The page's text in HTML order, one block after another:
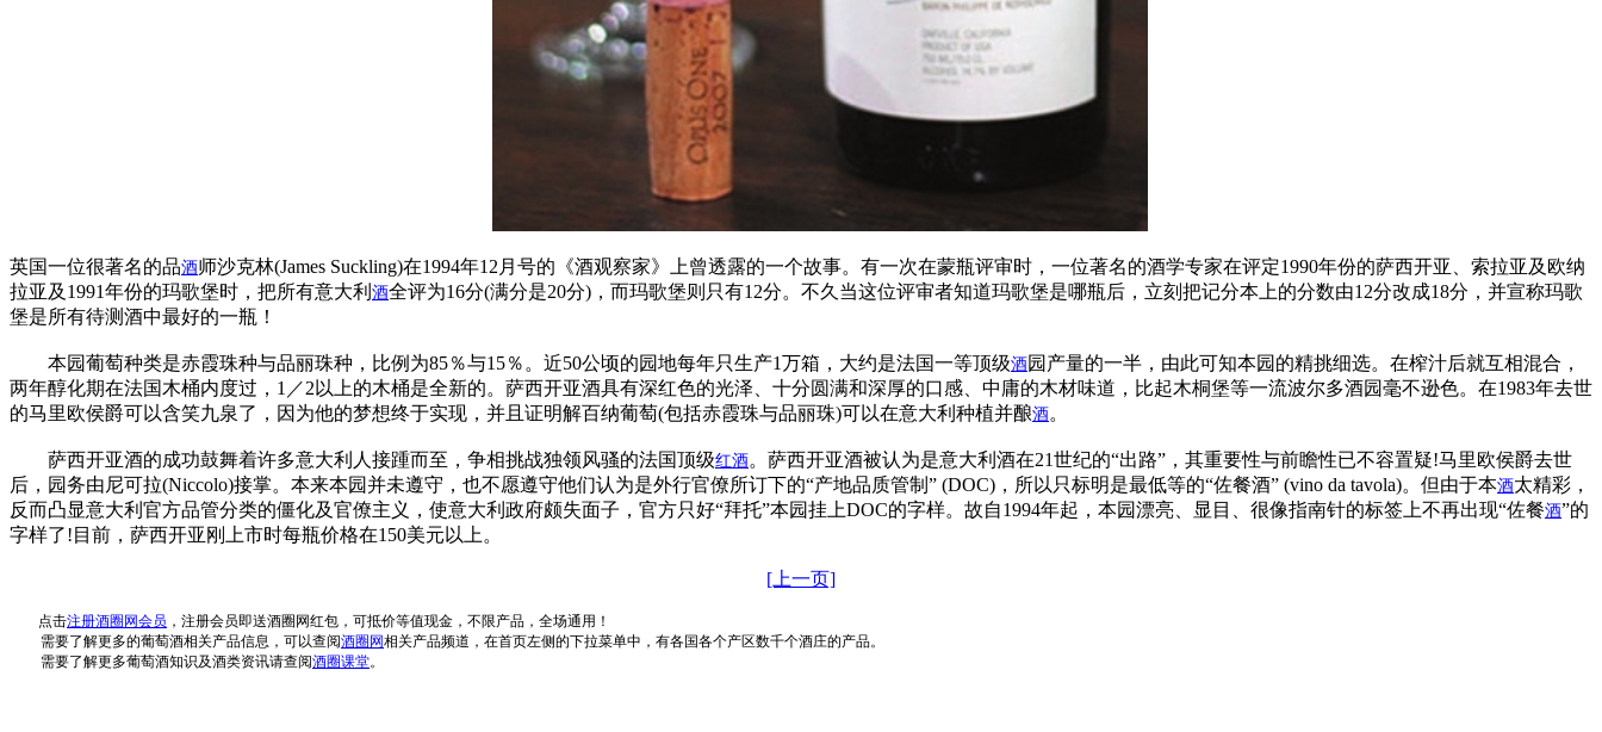
英国一位很著名的品酒师沙克林(James Suckling)在1994年12月号的《酒观察家》上曾透露的一个故事。有一次在蒙瓶评审时，一位著名的酒学专家在评定1990年份的萨西开亚、索拉亚及欧纳
拉亚及1991年份的玛歌堡时，把所有意大利 酒全评为16分(满分是20分)，而玛歌堡则只有12分。不久当这位评审者知道玛歌堡是哪瓶后，立刻把记分本上的分数由12分改成18分，并宣称玛歌
堡是所有待测酒中最好的一瓶！
本园葡萄种类是赤霞珠种与品丽珠种，比例为85％与15％。近50公顷的园地每年只生产1万箱，大约是法国一等顶级酒 园产量的一半，由此可知本园的精挑细选。在榨汁后就互相混合，
两年醇化期在法国木桶内度过，1／2以上的木桶是全新的。萨西开亚酒具有深红色的光泽、十分圆满和深厚的口感、中庸的木材味道，比起木桐堡等一流波尔多酒园毫不逊色。在1983年去世
的马里欧侯爵可以含笑九泉了，因为他的梦想终于实现，并且证明解百纳葡萄(包括赤霞珠与品丽珠)可以在意大利种植并酿酒。
萨西开亚酒的成功鼓舞着许多意大利人接踵而至，争相挑战独领风骚的法国顶级红酒。萨西开亚酒被认为是意大利酒在21世纪的“出路”，其重要性与前瞻性已不容置疑!马里欧侯爵去世
后，园务由尼可拉(Niccolo)接掌。本来本园并未遵守，也不愿遵守他们认为是外行官僚所订下的“产地品质管制” (DOC)，所以只标明是最低等的“佐餐酒” (vino da tavola)。但由于本酒太精彩，
反而凸显意大利官方品管分类的僵化及官僚主义，使意大利政府颇失面子，官方只好“拜托”本园挂上DOC的字样。故自1994年起，本园漂亮、显目、很像指南针的标签上不再出现“佐餐酒”的
字样了!目前，萨西开亚刚上市时每瓶价格在150美元以上。
[上一页]
点击注册酒圈网会员 ，注册会员即送酒圈网红包，可抵价等值现金，不限产品，全场通用！
需要了解更多的葡萄酒相关产品信息，可以查阅酒圈网相关产品频道，在首页左侧的下拉菜单中，有各国各个产区数千个酒庄的产品。
需要了解更多葡萄酒知识及酒类资讯请查阅酒圈课堂。